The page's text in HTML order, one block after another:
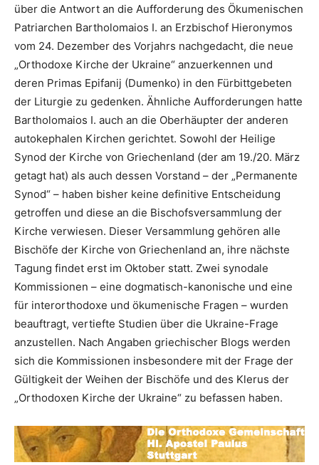
über die Antwort an die Aufforderung des Ökumenischen
Patriarchen Bartholomaios I. an Erzbischof Hieronymos
vom 24. Dezember des Vorjahrs nachgedacht, die neue
„Orthodoxe Kirche der Ukraine“ anzuerkennen und
deren Primas Epifanij (Dumenko) in den Fürbittgebeten
der Liturgie zu gedenken. Ähnliche Aufforderungen hatte
Bartholomaios I. auch an die Oberhäupter der anderen
autokephalen Kirchen gerichtet. Sowohl der Heilige
Synod der Kirche von Griechenland (der am 19./20. März
getagt hat) als auch dessen Vorstand – der „Permanente
Synod“ – haben bisher keine definitive Entscheidung
getroffen und diese an die Bischofsversammlung der
Kirche verwiesen. Dieser Versammlung gehören alle
Bischöfe der Kirche von Griechenland an, ihre nächste
Tagung findet erst im Oktober statt. Zwei synodale
Kommissionen – eine dogmatisch-kanonische und eine
für interorthodoxe und ökumenische Fragen – wurden
beauftragt, vertiefte Studien über die Ukraine-Frage
anzustellen. Nach Angaben griechischer Blogs werden
sich die Kommissionen insbesondere mit der Frage der
Gültigkeit der Weihen der Bischöfe und des Klerus der
„Orthodoxen Kirche der Ukraine“ zu befassen haben.